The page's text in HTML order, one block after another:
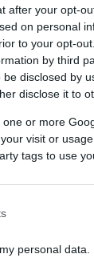
after your opt-
on personal
to your opt-
by third
disclosed by
disclose it to
or more
visit or
tags to use
personal data.